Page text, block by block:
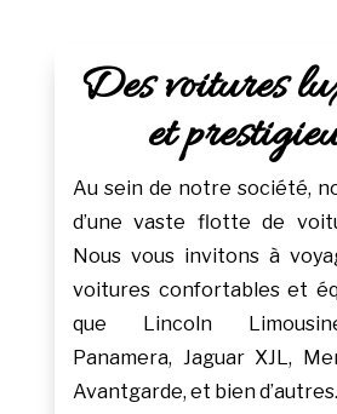
Des voitures
et
Au sein de notre société,
d’une vaste flotte de
Nous vous invitons à
voitures confortables et
que Lincoln
Panamera, Jaguar XJL,
Avantgarde, et bien d’autres.